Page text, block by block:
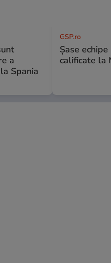
a
Spania
GSP.ro
Șase
calificate la